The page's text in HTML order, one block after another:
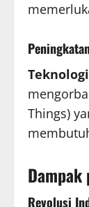
Things)
Revolusi